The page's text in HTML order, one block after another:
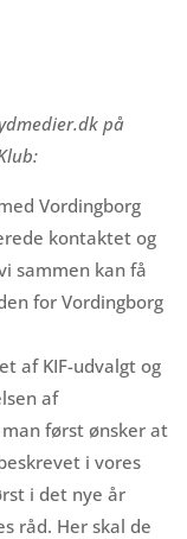
på
Vordingborg
kontaktet og
sammen kan få
for Vordingborg
af KIF-udvalgt og
af
først ønsker at
i vores
i det nye år
råd. Her skal de